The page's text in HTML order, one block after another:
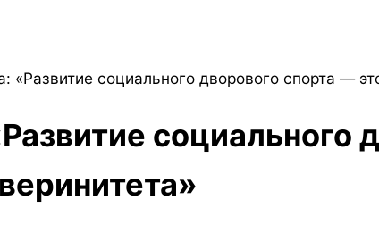
«Развитие социального дворового спорта —
социального